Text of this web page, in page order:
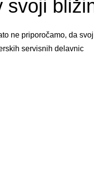
svoji
ne priporočamo, da
servisnih delavnic